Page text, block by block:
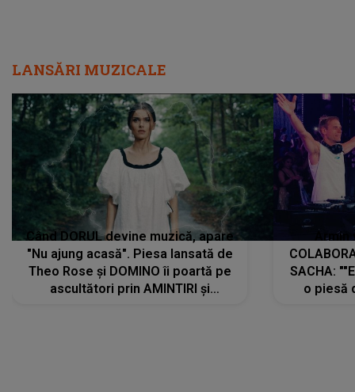
LANSĂRI MUZICALE
Când DORUL devine muzică, apare
"Nu ajung acasă". Piesa lansată de
Theo Rose și DOMINO îi poartă pe
ascultători prin AMINTIRI și
SACHA:
o piesă